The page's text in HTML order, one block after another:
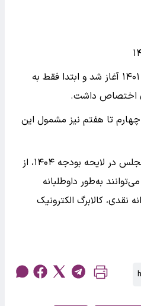
پرداخت کالابرگ از خرداد ماه ۱۴۰۱ آغاز شد و ابتدا فقط به
اختصاص داشت.
تا هفتم نیز مشمول این
بر اساس مصوبه نمایندگان مجلس در لایحه بودجه ۱۴۰۴، از
به‌طور داوطلبانه
نقدی، کالابرگ الکترونیک